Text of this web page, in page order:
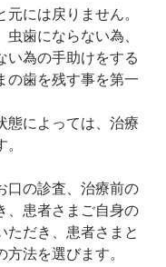
には戻りません。
歯にならない為、
い為の手助けをする
の歯を残す事を第一
態によっては、治療
口の診査、治療前の
、患者さまご自身の
ただき、患者さまと
法を選びます。